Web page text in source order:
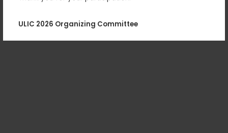
ULIC 2026 Organizing Committee